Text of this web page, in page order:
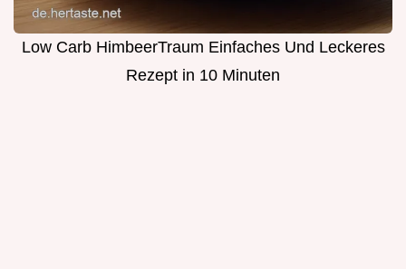
Low Carb HimbeerTraum Einfaches Und Leckeres
Rezept in 10 Minuten